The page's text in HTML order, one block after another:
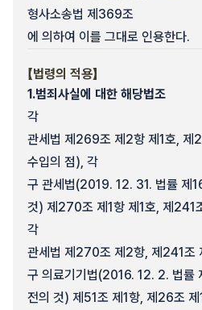
형사소송법 제369조
에 의하여 이를 그대로 인용한다.
【법령의 적용】
1.범죄사실에 대한 해당법조
각
관세법 제269조 제2항 제1호, 제
수입의 점), 각
구 관세법(2019. 12. 31. 법률 제
것) 제270조 제1항 제1호, 제241
각
관세법 제270조 제2항, 제241조
구 의료기기법(2016. 12. 2. 법률
전의 것) 제51조 제1항, 제26조 제